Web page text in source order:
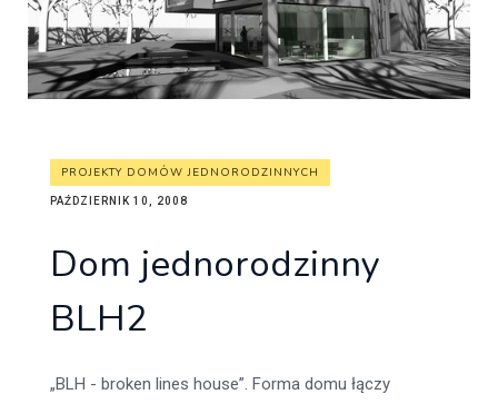
PROJEKTY DOMÓW JEDNORODZINNYCH
PAŹDZIERNIK 10, 2008
Dom jednorodzinny
BLH2
„BLH - broken lines house”. Forma domu łączy